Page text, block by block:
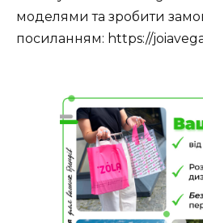
моделями та зробити
посиланням: https://